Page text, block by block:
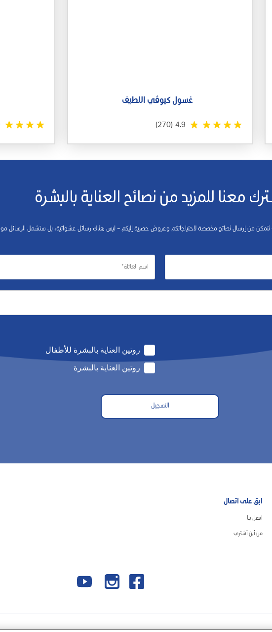
غسول كيوڤي اللطيف
4.9
(270)
معنا للمزيد من نصائح العناية بالبشرة
نتمكن من إرسال نصائح مخصصة لاحتياجاتكم وعروض حصرية إليكم – ليس هناك رسائل عشوائية، بل ستشمل الرسائل
روتين العناية بالبشرة للأطفال
روتين العناية بالبشرة
التسجيل
ابق على اتصال
اتصل بنا
من أين أشتري